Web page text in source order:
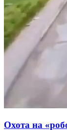
Охота на